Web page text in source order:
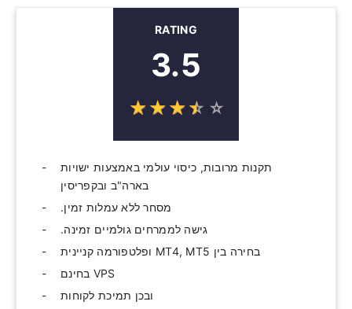
RATING
3.5
☆☆☆☆ ☆
★★★★ ★
תקנות מרובות, כיסוי עולמי באמצעות ישויות
בארה"ב ובקפריסין
מסחר ללא עמלות זמין.
גישה לממרחים גולמיים זמינה.
בחירה בין MT4, MT5 ופלטפורמה קניינית
VPS בחינם
ובכן תמיכת לקוחות